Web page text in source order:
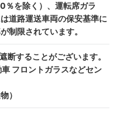
％を除く）、運転席ガラ
道路運送車両の保安基準に
制限されています。
断することがございます。
フロントガラスなどセン
）